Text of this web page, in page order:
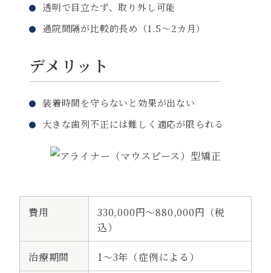
透明で目立たず、取り外し可能
通院間隔が比較的長め（1.5～2カ月）
デメリット
装着時間を守らないと効果が出ない
大きな歯列不正には難しく適応が限られる
費用
330,000円～880,000円（税
込）
治療期間 1〜3年（症例による）